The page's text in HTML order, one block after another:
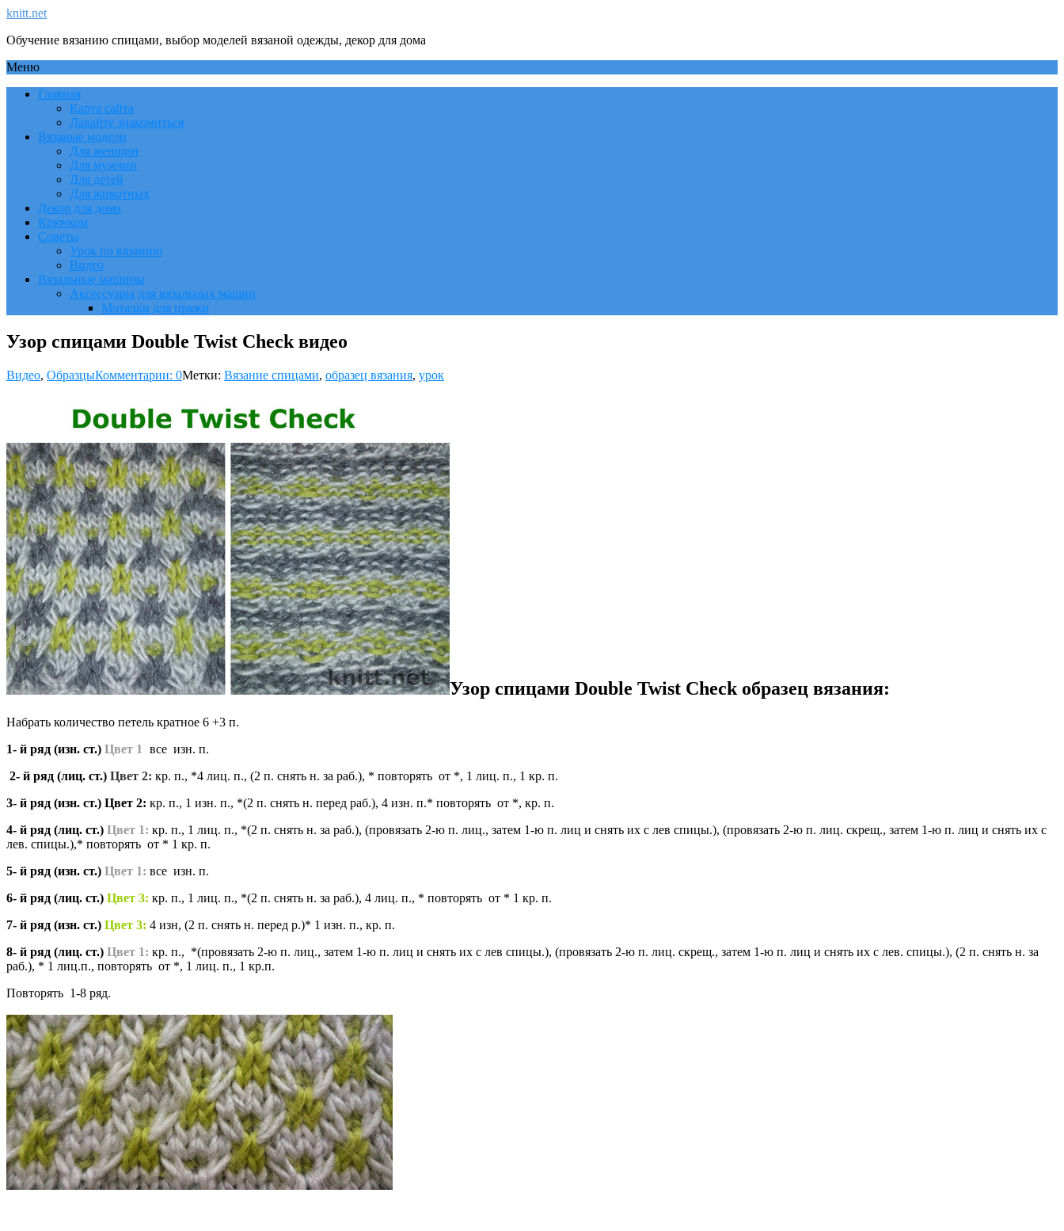
knitt.net
Обучение вязанию спицами, выбор моделей вязаной одежды, декор для дома
Меню
Главная
Карта сайта
Давайте знакомиться
Вязаные модели
Для женщин
Для мужчин
Для детей
Для животных
Декор для дома
Крючком
Советы
Урок по вязанию
Видео
Вязальные машины
Аксессуары для вязальных машин
Моталки для пряжи
Узор спицами Double Twist Check видео
Видео, ОбразцыКомментарии: 0Метки: Вязание спицами, образец вязания, урок
Узор спицами Double Twist Check образец вязания:
Набрать количество петель кратное 6 +3 п.
1- й ряд (изн. ст.) Цвет 1
все изн. п.
2- й ряд (лиц. ст.) Цвет 2: кр. п., *4 лиц. п., (2 п. снять н. за раб.), * повторять от *, 1 лиц. п., 1 кр. п.
3- й ряд (изн. ст.) Цвет 2: кр. п., 1 изн. п., *(2 п. снять н. перед раб.), 4 изн. п.* повторять от *, кр. п.
4- й ряд (лиц. ст.) Цвет 1: кр. п., 1 лиц. п., *(2 п. снять н. за раб.), (провязать 2-ю п. лиц., затем 1-ю п. лиц и снять их с лев спицы.), (провязать 2-ю п. лиц. скрещ., затем 1-ю п. лиц и снять их с
лев. спицы.),* повторять от * 1 кр. п.
5- й ряд (изн. ст.) Цвет 1: все изн. п.
6- й ряд (лиц. ст.) Цвет 3: кр. п., 1 лиц. п., *(2 п. снять н. за раб.), 4 лиц. п., * повторять от * 1 кр. п.
7- й ряд (изн. ст.) Цвет 3: 4 изн, (2 п. снять н. перед р.)* 1 изн. п., кр. п.
8- й ряд (лиц. ст.) Цвет 1: кр. п., *(провязать 2-ю п. лиц., затем 1-ю п. лиц и снять их с лев спицы.), (провязать 2-ю п. лиц. скрещ., затем 1-ю п. лиц и снять их с лев. спицы.), (2 п. снять н. за
раб.), * 1 лиц.п., повторять от *, 1 лиц. п., 1 кр.п.
Повторять 1-8 ряд.